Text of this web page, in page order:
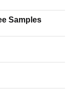
Samples